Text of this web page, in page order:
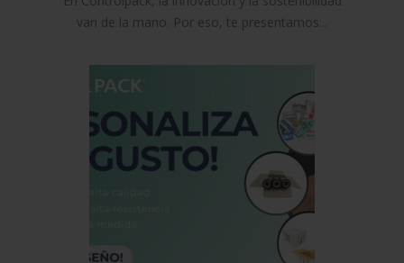
sostenible!
van de la mano. Por eso, te presentamos...